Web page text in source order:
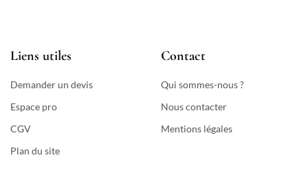
Liens utiles
Demander un devis
Espace pro
CGV
Plan du site
Contact
Qui sommes-nous ?
Nous contacter
Mentions légales